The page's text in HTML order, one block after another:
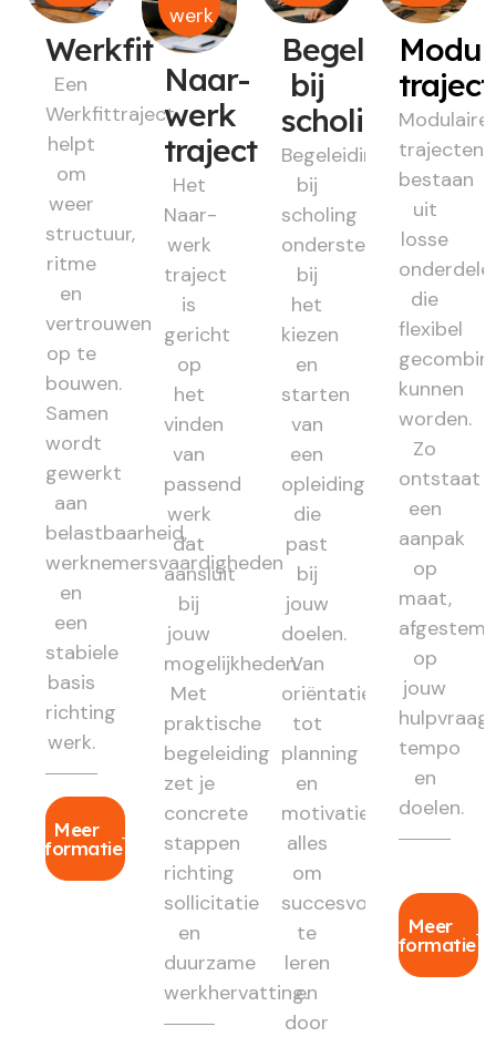
Werkfit
Een
Werkfittraject
helpt
om
weer
structuur,
ritme
en
vertrouwen
op te
bouwen.
Samen
wordt
gewerkt
aan
belastbaarheid,
werknemersvaardigheden
en
een
stabiele
basis
richting
werk.
Meer
informatie
werk
Naar-
werk
traject
Het
Naar-
werk
traject
is
gericht
op
het
vinden
van
passend
werk
dat
aansluit
bij
jouw
mogelijkheden.
Met
praktische
begeleiding
zet je
concrete
stappen
richting
sollicitatie
en
duurzame
werkhervatting.
Begeleiding
bij
scholing
Begeleiding
bij
scholing
ondersteunt
bij
het
kiezen
en
starten
van
een
opleiding
die
past
bij
jouw
doelen.
Van
oriëntatie
tot
planning
en
motivatie:
alles
om
succesvol
te
leren
en
door
Modulaire
trajecten
bestaan
uit
losse
die
flexibel
kunnen
worden.
Zo
ontstaat
een
aanpak
op
maat,
op
jouw
hulpvraag,
tempo
en
doelen.
Meer
informatie